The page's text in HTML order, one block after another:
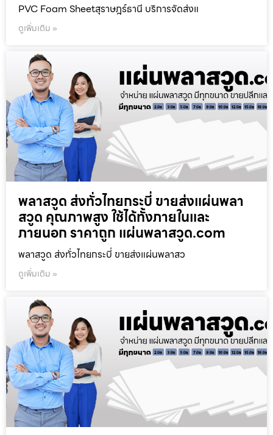
PVC Foam Sheetสุราษฎร์ธานี บริการจัดส่งแ
ดูเพิ่มเติม »
พลาสวูด ส่งทั่วไทยกระบี่ ขายส่งแผ่นพลา
สวูด คุณภาพสูง ใช้ได้ทั้งภายในและ
ภายนอก ราคาถูก แผ่นพลาสวูด.com
พลาสวูด ส่งทั่วไทยกระบี่ ขายส่งแผ่นพลาสว
ดูเพิ่มเติม »